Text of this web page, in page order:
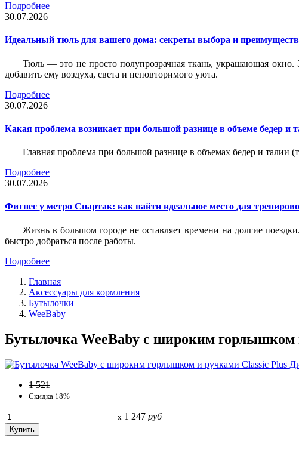
Подробнее
30.07.2026
Идеальный тюль для вашего дома: секреты выбора и
Тюль — это не просто полупрозрачная ткань, украшающая окно.
добавить ему воздуха, света и неповторимого уюта.
Подробнее
30.07.2026
Какая проблема возникает при большой разнице в объеме бедер и
Главная проблема при большой разнице в объемах бедер и
Подробнее
30.07.2026
Фитнес у метро Спартак: как найти идеальное место для
Жизнь в большом городе не оставляет времени на долгие
быстро добраться после работы.
Подробнее
Главная
Аксессуары для кормления
Бутылочки
WeeBaby
Бутылочка WeeBaby с широким горлышком
1 521
Скидка 18%
x 1 247 руб